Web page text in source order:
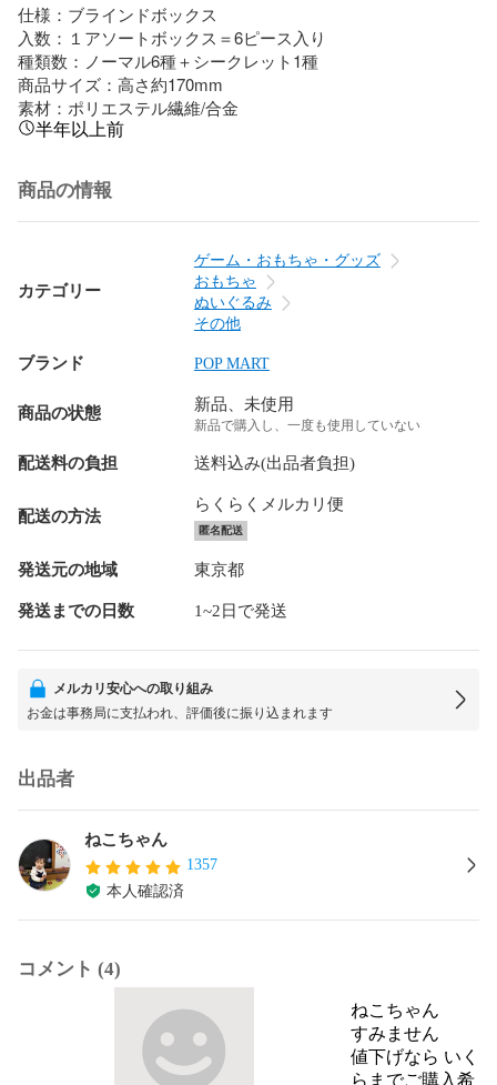
仕様：ブラインドボックス
入数：１アソートボックス＝6ピース入り
種類数：ノーマル6種＋シークレット1種
商品サイズ：高さ約170mm
素材：ポリエステル繊維/合金
半年以上前
商品の情報
カテゴリー
ゲーム・おもちゃ・グッズ
おもちゃ
ぬいぐるみ
その他
ブランド POP MART
商品の状態 新品、未使用
新品で購入し、一度も使用していない
配送料の負担 送料込み(出品者負担)
配送の方法
らくらくメルカリ便
匿名配送
発送元の地域 東京都
発送までの日数 1~2日で発送
メルカリ安心への取り組み
お金は事務局に支払われ、評価後に振り込まれます
出品者
ねこちゃん
1357
本人確認済
コメント (4)
ねこちゃん
すみません
値下げなら いく
らまでご購入希